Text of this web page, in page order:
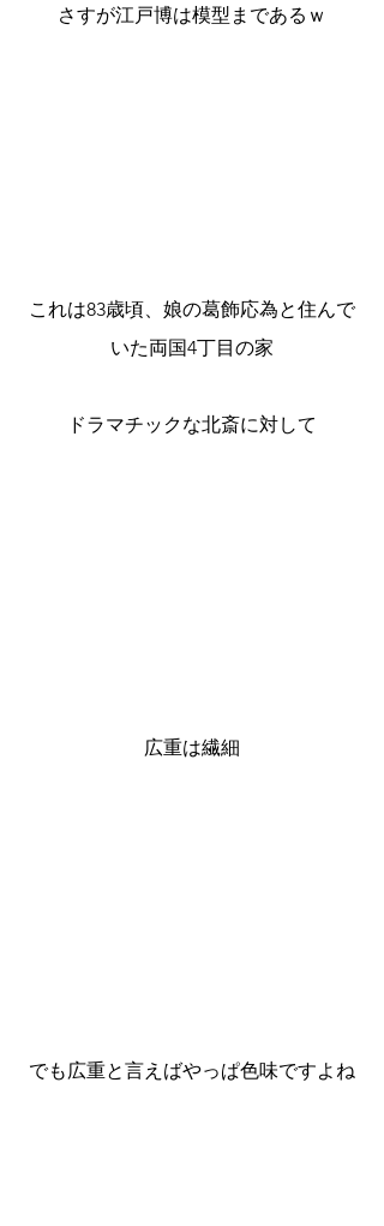
さすが江戸博は模型まであるｗ
これは83歳頃、娘の葛飾応為と住んで
いた両国4丁目の家
ドラマチックな北斎に対して
広重は繊細
でも広重と言えばやっぱ色味ですよね